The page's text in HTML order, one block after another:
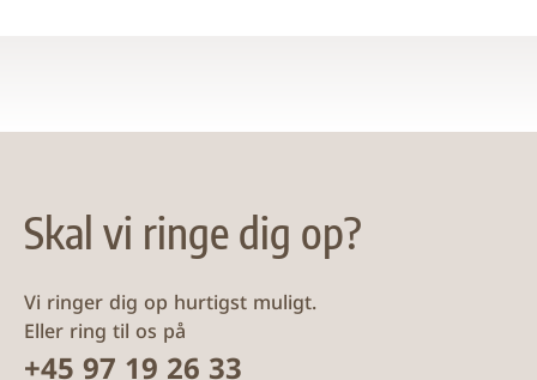
Skal vi ringe dig op?
Vi ringer dig op hurtigst muligt.
Eller ring til os på
+45 97 19 26 33